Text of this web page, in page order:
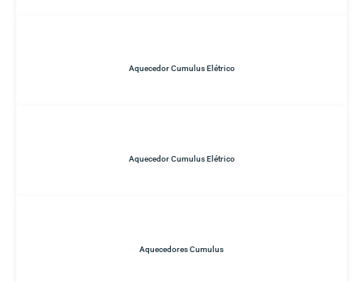
Aquecedor Cumulus Elétrico
Aquecedor Cumulus Elétrico
Aquecedores Cumulus